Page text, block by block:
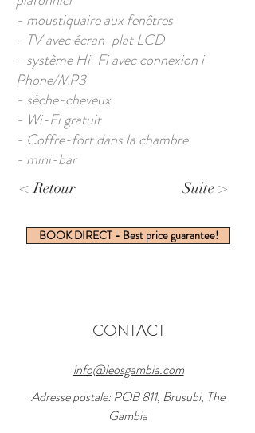
- moustiquaire aux fenêtres
- TV avec écran-plat LCD
- système Hi-Fi avec connexion i-
Phone/MP3
- sèche-cheveux
- Wi-Fi gratuit
- Coffre-fort dans la chambre
- mini-bar
< Retour Suite >
BOOK DIRECT - Best price guarantee!
CONTACT
info@leosgambia.com
Adresse postale: POB 811, Brusubi, The
Gambia